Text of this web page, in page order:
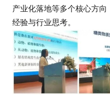
产业化落地等多个核心方
经验与行业思考。